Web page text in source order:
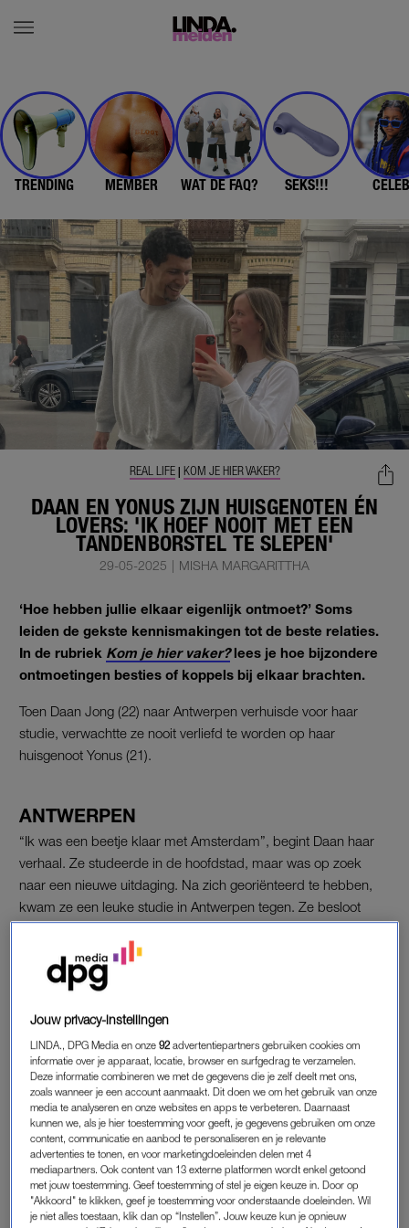
TRENDING MEMBER WAT DE FAQ? SEKS!!!
DAAN EN YONUS ZIJN HUISGENOTEN ÉN
LOVERS: 'IK HOEF NOOIT MET EEN
TANDENBORSTEL TE SLEPEN'
REAL LIFE| KOM JE HIER VAKER?
29-05-2025 | MISHA MARGARITTHA
‘Hoe hebben jullie elkaar eigenlijk ontmoet?’ Soms
leiden de gekste kennismakingen tot de beste relaties.
In de rubriek Kom je hier vaker? lees je hoe bijzondere
ontmoetingen besties of koppels bij elkaar brachten.
Toen Daan Jong (22) naar Antwerpen verhuisde voor haar
studie, verwachtte ze nooit verliefd te worden op haar
huisgenoot Yonus (21).
ANTWERPEN
“Ik was een beetje klaar met Amsterdam”, begint Daan haar
verhaal. Ze studeerde in de hoofdstad, maar was op zoek
naar een nieuwe uitdaging. Na zich georiënteerd te hebben,
kwam ze een leuke studie in Antwerpen tegen. Ze besloot
naar de open dag te gaan en kort daarna ook om te verhuizen.
“Ik was al een tijdje op zoek naar een huis, maar het wilde niet
lukken. Mijn laatste bezichtiging was bij een pand met zes –
vier meiden en twee jongens. Ik moest de keuken en
badkamer delen, maar het was een prachtige kamer voor een
goede prijs. Ik besloot ervoor te gaan.”
Een maand later staat ze met haar ouders en verhuisdozen in
België. “Terwijl we alles naar boven brachten, kwam ik Yonus –
een van mijn zes huisgenoten – tegen op de trap. Mijn moeder
maakte de opmerking dat het een knappe jongen was. Ik was
daar niet zo mee bezig. Sterker nog: ik was op dat moment zó
klaar met de liefde dat ik niets van mannen moest hebben.
Voor mij was Yonus dus geen optie – al moet ik eerlijk
Jouw privacy-instellingen
LINDA., DPG Media en onze92 advertentiepartners gebruiken cookies om
informatie over je apparaat, locatie, browser en surfgedrag te verzamelen.
Deze informatie combineren we met de gegevens die je zelf deelt met ons,
zoals wanneer je een account aanmaakt. Dit doen we om het gebruik van onze
media te analyseren en onze websites en apps te verbeteren. Daarnaast
kunnen we, als je hier toestemming voor geeft, je gegevens gebruiken om onze
content, communicatie en aanbod te personaliseren en je relevante
advertenties te tonen, en voor marketingdoeleinden delen met 4
mediapartners. Ook content van 13 externe platformen wordt enkel getoond
met jouw toestemming. Geef toestemming of stel je eigen keuze in. Door op
"Akkoord" te klikken, geef je toestemming voor onderstaande doeleinden. Wil
je niet alles toestaan, klik dan op “Instellen”. Jouw keuze kun je opnieuw